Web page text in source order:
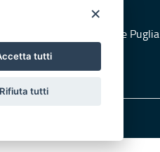
al sito di Protezione Civile Puglia
×
tutti
tutti